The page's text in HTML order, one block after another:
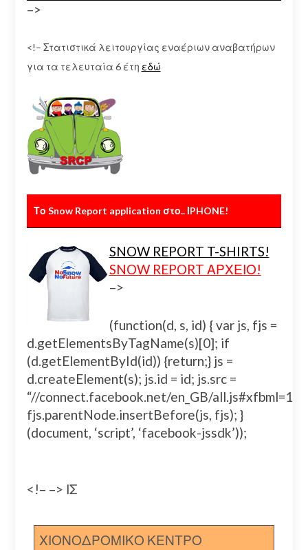
–>
<!– Στατιστικά λειτουργίας εναέριων αναβατήρων
για τα τελευταία 6 έτη εδώ
Το Snow Report application στο.. ΙPHONE!
SNOW REPORT T-SHIRTS!
SNOW REPORT ΑΡΧΕΙΟ!
–>
(function(d, s, id) { var js, fjs =
d.getElementsByTagName(s)[0]; if
(d.getElementById(id)) {return;} js =
d.createElement(s); js.id = id; js.src =
“//connect.facebook.net/en_GB/
fjs.parentNode.insertBefore(js, fjs); }
(document, ‘script’, ‘facebook-jssdk’));
<!– –> ΙΣ
ΧΙΟΝΟΔΡΟΜΙΚΟ ΚΕΝΤΡΟ